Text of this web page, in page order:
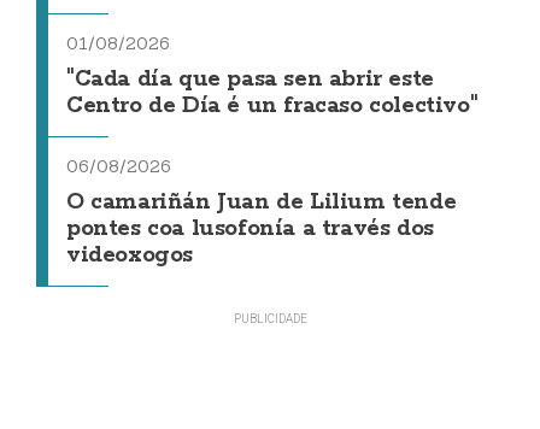
01/08/2026
"Cada día que pasa sen abrir este
Centro de Día é un fracaso colectivo"
06/08/2026
O camariñán Juan de Lilium tende
pontes coa lusofonía a través dos
videoxogos